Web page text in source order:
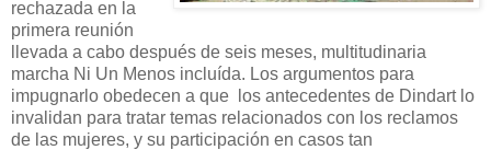
rechazada en la
primera reunión
llevada a cabo después de seis meses, multitudinaria
marcha Ni Un Menos incluída. Los argumentos para
impugnarlo obedecen a que los antecedentes de Dindart lo
invalidan para tratar temas relacionados con los reclamos
de las mujeres, y su participación en casos tan